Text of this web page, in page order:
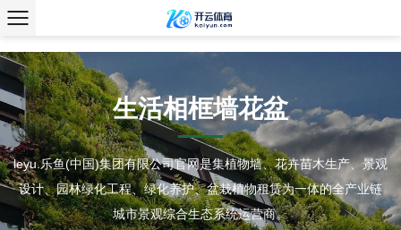
、
生活相框墙花盆
leyu.乐鱼(中国)集团有限公司官网是集植物墙、花卉苗木生产、景观
设计、园林绿化工程、绿化养护、盆栽植物租赁为一体的全产业链
城市景观综合生态系统运营商。